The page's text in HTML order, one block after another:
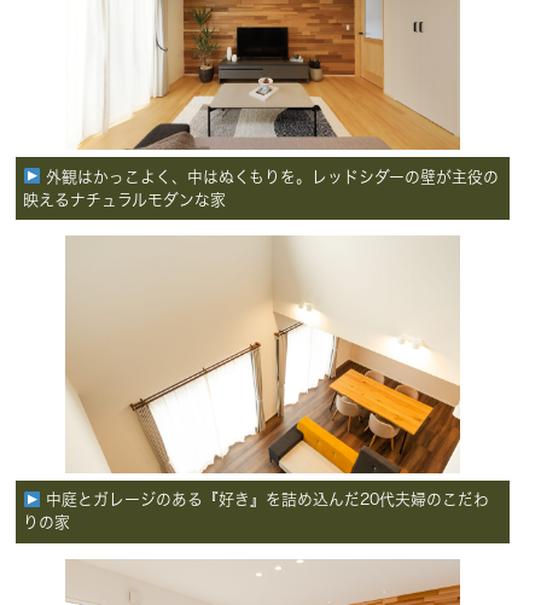
外観はかっこよく、中はぬくもりを。レッドシダーの壁が主役の
映えるナチュラルモダンな家
中庭とガレージのある『好き』を詰め込んだ20代夫婦のこだわ
りの家